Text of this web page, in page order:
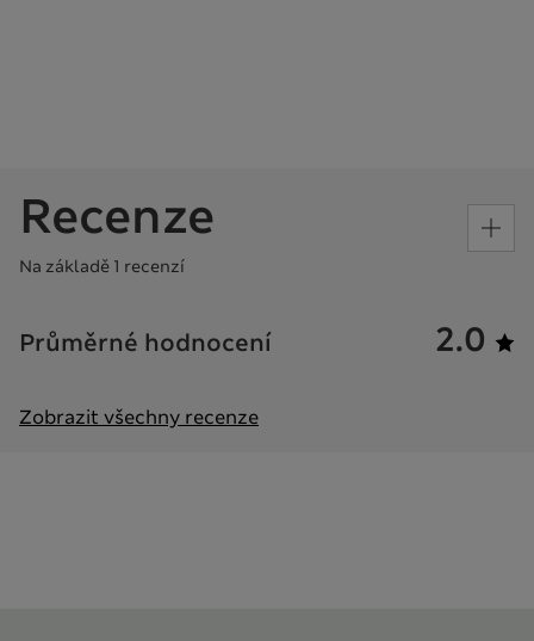
Recenze
Na základě 1 recenzí
Průměrné hodnocení 2.0
Zobrazit všechny recenze